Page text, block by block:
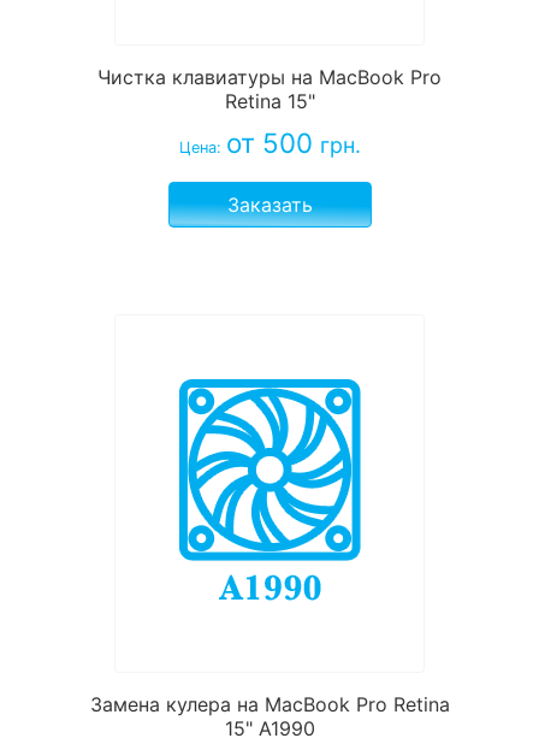
Чистка клавиатуры на MacBook Pro
Retina 15"
Цена: от 500 грн.
Заказать
Замена кулера на MacBook Pro Retina
15" A1990